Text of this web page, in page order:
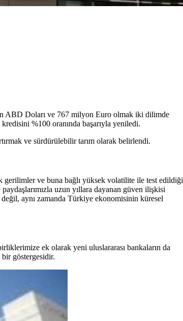
ABD Doları ve 767 milyon Euro olmak iki dilimde
%100 oranında başarıyla yeniledi.
ve sürdürülebilir tarım olarak belirlendi.
ve buna bağlı yüksek volatilite ile test edildiği
uzun yıllara dayanan güven ilişkisi
aynı zamanda Türkiye ekonomisinin küresel
ek olarak yeni uluslararası bankaların da
göstergesidir.